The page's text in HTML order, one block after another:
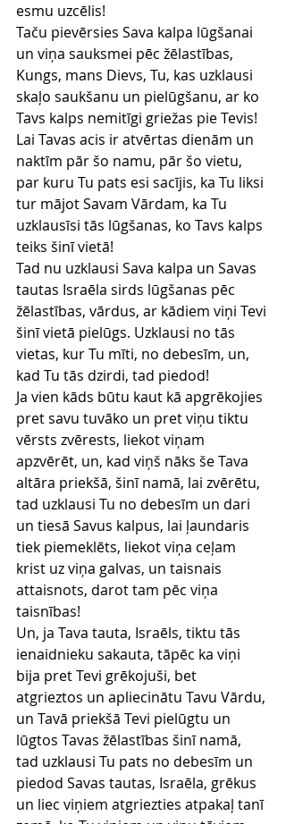
esmu uzcēlis!
Taču pievērsies Sava kalpa lūgšanai
un viņa sauksmei pēc žēlastības,
Kungs, mans Dievs, Tu, kas uzklausi
skaļo saukšanu un pielūgšanu, ar ko
Tavs kalps nemitīgi griežas pie Tevis!
Lai Tavas acis ir atvērtas dienām un
naktīm pār šo namu, pār šo vietu,
par kuru Tu pats esi sacījis, ka Tu liksi
tur mājot Savam Vārdam, ka Tu
uzklausīsi tās lūgšanas, ko Tavs kalps
teiks šinī vietā!
Tad nu uzklausi Sava kalpa un Savas
tautas Israēla sirds lūgšanas pēc
žēlastības, vārdus, ar kādiem viņi Tevi
šinī vietā pielūgs. Uzklausi no tās
vietas, kur Tu mīti, no debesīm, un,
kad Tu tās dzirdi, tad piedod!
Ja vien kāds būtu kaut kā apgrēkojies
pret savu tuvāko un pret viņu tiktu
vērsts zvērests, liekot viņam
apzvērēt, un, kad viņš nāks še Tava
altāra priekšā, šinī namā, lai zvērētu,
tad uzklausi Tu no debesīm un dari
un tiesā Savus kalpus, lai ļaundaris
tiek piemeklēts, liekot viņa ceļam
krist uz viņa galvas, un taisnais
attaisnots, darot tam pēc viņa
taisnības!
Un, ja Tava tauta, Israēls, tiktu tās
ienaidnieku sakauta, tāpēc ka viņi
bija pret Tevi grēkojuši, bet
atgrieztos un apliecinātu Tavu Vārdu,
un Tavā priekšā Tevi pielūgtu un
lūgtos Tavas žēlastības šinī namā,
tad uzklausi Tu pats no debesīm un
piedod Savas tautas, Israēla, grēkus
un liec viņiem atgriezties atpakaļ tanī